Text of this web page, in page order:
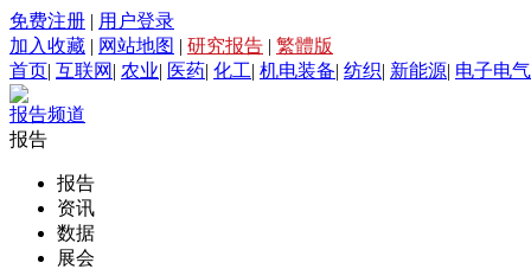
免费注册 | 用户登录
加入收藏 | 网站地图 | 研究报告 | 繁體版
首页| 互联网 | 农业| 医药| 化工| 机电装备| 纺织| 新能源| 电子电气
报告频道
报告
报告
资讯
数据
展会